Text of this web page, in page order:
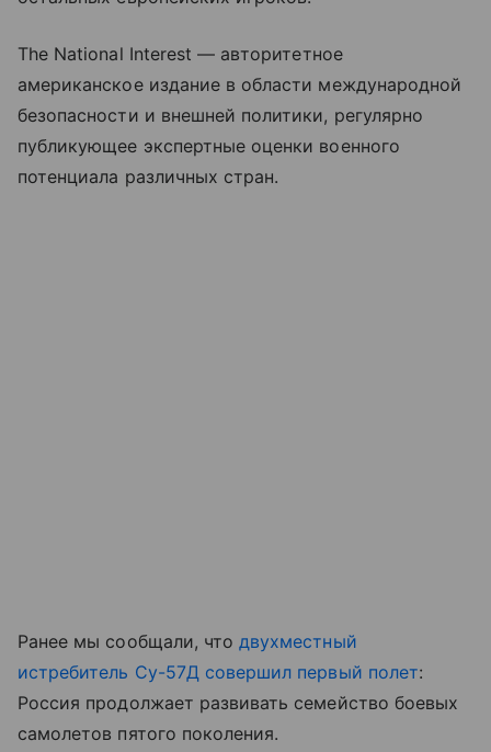
The National Interest — авторитетное
американское издание в области международной
безопасности и внешней политики, регулярно
публикующее экспертные оценки военного
потенциала различных стран.
Ранее мы сообщали, чтодвухместный
истребитель Су-57Д совершил первый полет:
Россия продолжает развивать семейство боевых
самолетов пятого поколения.